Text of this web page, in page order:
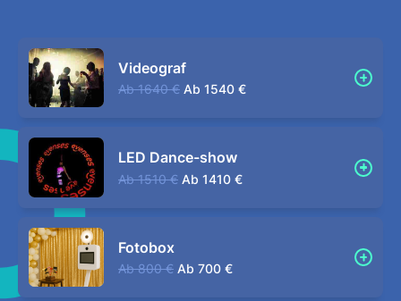
Videograf
Ab 1640 € Ab 1540 €
LED Dance-show
Ab 1510 € Ab 1410 €
Fotobox
Ab 800 € Ab 700 €